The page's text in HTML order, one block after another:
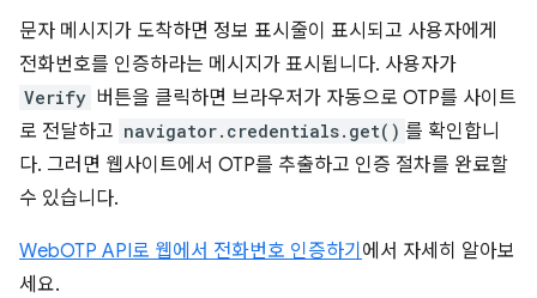
문자 메시지가 도착하면 정보 표시줄이 표시되고 사용자에게
전화번호를 인증하라는 메시지가 표시됩니다. 사용자가
Verify 버튼을 클릭하면 브라우저가 자동으로 OTP를 사이트
로 전달하고 navigator.credentials.get() 를 확인합니
다. 그러면 웹사이트에서 OTP를 추출하고 인증 절차를 완료할
수 있습니다.
WebOTP API로 웹에서 전화번호 인증하기 에서 자세히 알아보
세요.